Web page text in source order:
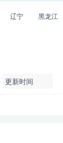
辽宁 黑龙江
更新时间